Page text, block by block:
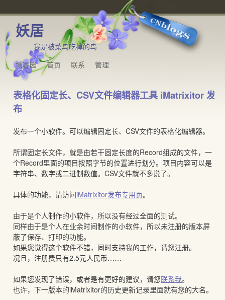
妖居
我是被菜鸟吃掉的鸟
博客园
首页 联系 管理
表格化固定长、CSV文件编辑器工具 iMatrixitor 发
布
发布一个小软件。可以编辑固定长、CSV文件的表格化编辑器。
所谓固定长文件，就是由若干固定长度的Record组成的文件，一
个Record里面的项目按照字节的位置进行划分。项目内容可以是
字符串、数字或二进制数值。CSV文件就不多说了。
具体的功能，请访问iMatrixitor发布专用页。
由于是个人制作的小软件，所以没有经过全面的测试。
同样由于是个人在业余时间制作的小软件，所以未注册的版本屏
蔽了保存、打印的功能。
如果您觉得这个软件不错，同时支持我的工作，请您注册。
况且，注册费只有2.5元人民币……
如果您发现了错误，或者是有更好的建议，请您联系我。
也许，下一版本的iMatrixitor的历史更新记录里面就有您的大名。